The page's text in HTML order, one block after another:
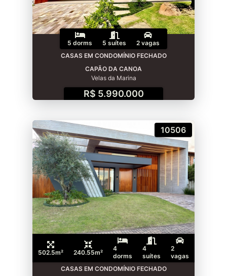
5 dorms 5 suítes
2 vagas
CASAS EM CONDOMÍNIO FECHADO
CAPÃO DA CANOA
Velas da Marina
R$ 5.990.000
10506
502.5m² 240.55m²
4
dorms
4
suítes
2
vagas
CASAS EM CONDOMÍNIO FECHADO